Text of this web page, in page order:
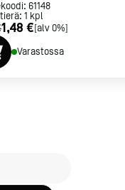
61148
1 kpl
1,48 €[alv 0%]
Varastossa